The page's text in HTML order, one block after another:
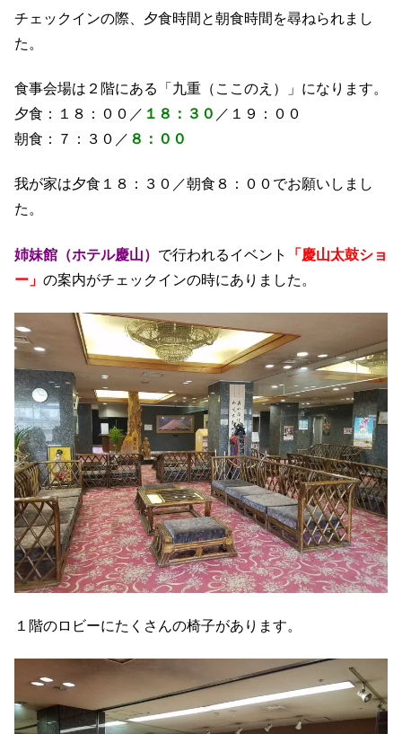
チェックインの際、夕食時間と朝食時間を尋ねられまし
た。
食事会場は２階にある「九重（ここのえ）」になります。
夕食：１８：００／ １８：３０ ／１９：００
朝食：７：３０／ ８：００
我が家は夕食１８：３０／朝食８：００でお願いしまし
た。
姉妹館（ホテル慶山） で行われるイベント
「慶山太鼓ショ
ー」 の案内がチェックインの時にありました。
１階のロビーにたくさんの椅子があります。